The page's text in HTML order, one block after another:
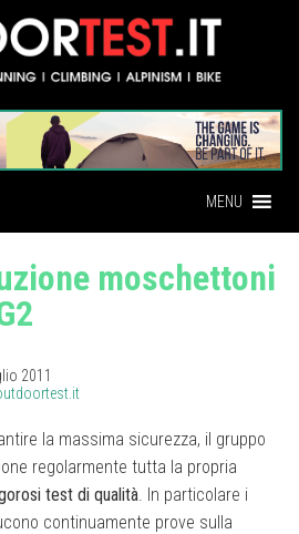
MENU
moschettoni
2011
la massima sicurezza, il gruppo
regolarmente tutta la propria
test di qualità. In particolare i
continuamente prove sulla